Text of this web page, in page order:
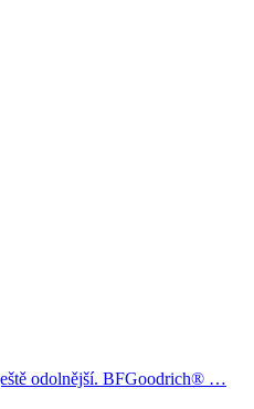
odolnější. BFGoodrich® …